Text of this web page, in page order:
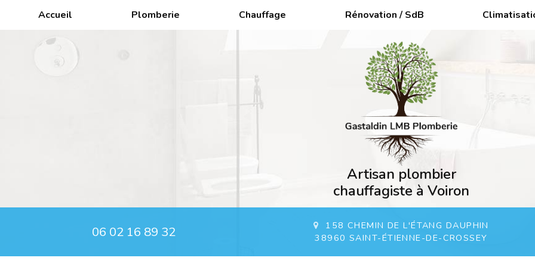
Accueil Plomberie Chauffage Rénovation / SdB
Artisan plombier
chauffagiste à Voiron
06 02 16 89 32
158 CHEMIN DE L'ÉTANG DAUPHIN
38960 SAINT-ÉTIENNE-DE-CROSSEY